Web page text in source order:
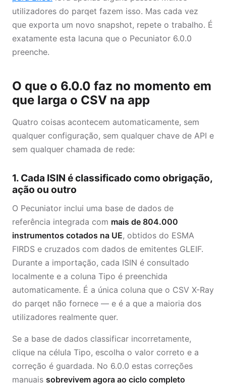
utilizadores do parqet fazem isso. Mas cada vez
que exporta um novo snapshot, repete o trabalho. É
exatamente esta lacuna que o Pecuniator 6.0.0
preenche.
O que o 6.0.0 faz no momento em
que larga o CSV na app
Quatro coisas acontecem automaticamente, sem
qualquer configuração, sem qualquer chave de API e
sem qualquer chamada de rede:
1. Cada ISIN é classificado como obrigação,
ação ou outro
O Pecuniator inclui uma base de dados de
referência integrada com mais de 804.000
instrumentos cotados na UE, obtidos do ESMA
FIRDS e cruzados com dados de emitentes GLEIF.
Durante a importação, cada ISIN é consultado
localmente e a coluna Tipo é preenchida
automaticamente. É a única coluna que o CSV X-Ray
do parqet não fornece — e é a que a maioria dos
utilizadores realmente quer.
Se a base de dados classificar incorretamente,
clique na célula Tipo, escolha o valor correto e a
correção é guardada. No 6.0.0 estas correções
manuais sobrevivem agora ao ciclo completo